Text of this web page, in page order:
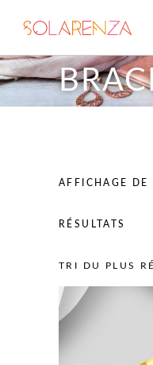
Aucun
AFFICHAGE
RÉSULTATS
DU